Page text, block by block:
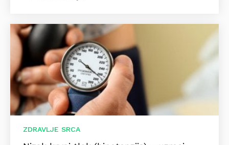
ZDRAVLJE SRCA